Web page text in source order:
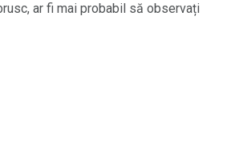
ar fi mai probabil să observați